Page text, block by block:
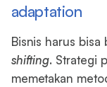
adaptation
Bisnis harus
shifting. Strategi
memetakan